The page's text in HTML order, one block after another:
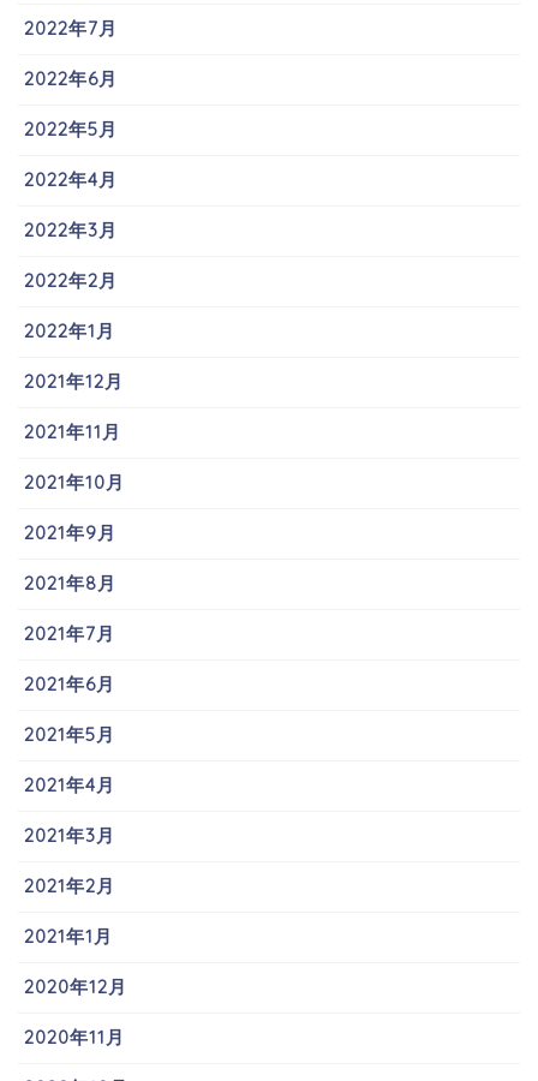
2022年7月
2022年6月
2022年5月
2022年4月
2022年3月
2022年2月
2022年1月
2021年12月
2021年11月
2021年10月
2021年9月
2021年8月
2021年7月
2021年6月
2021年5月
2021年4月
2021年3月
2021年2月
2021年1月
2020年12月
2020年11月